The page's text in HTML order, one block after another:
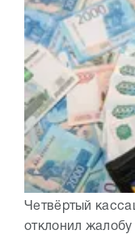
Четвёртый
отклонил